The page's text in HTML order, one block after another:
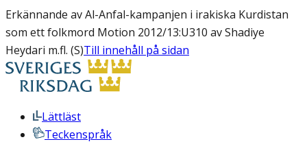
Erkännande av Al-Anfal-kampanjen i irakiska Kurdistan
som ett folkmord Motion 2012/13:U310 av Shadiye
Heydari m.fl. (S)Till innehåll på sidan
Lättläst
Teckenspråk